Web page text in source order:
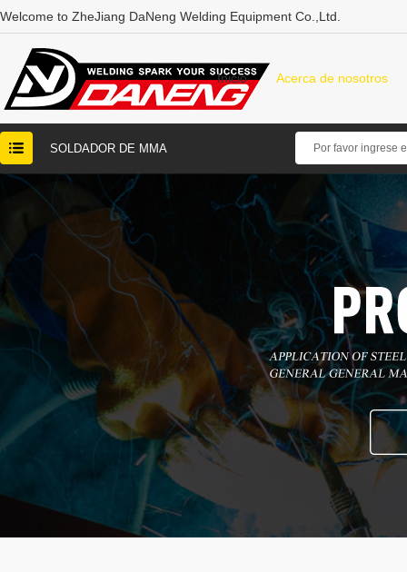
Welcome to ZheJiang DaNeng Welding Equipment Co.,Ltd.
Inicio Acerca de nosotros